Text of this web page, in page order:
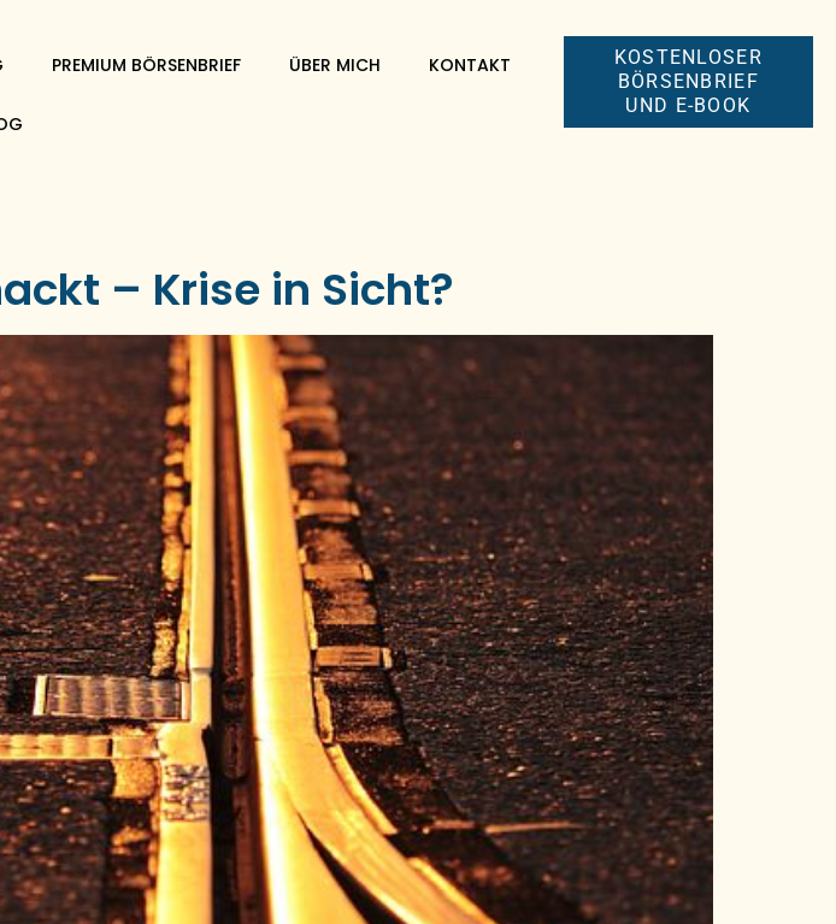
PREMIUM BÖRSENBRIEF ÜBER MICH KONTAKT
KOSTENLOSER
BÖRSENBRIEF
UND E-BOOK
– Krise in Sicht?